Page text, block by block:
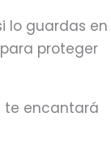
lo guardas en
proteger
te encantará